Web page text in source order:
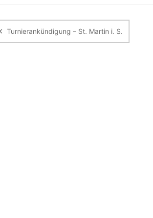
Turnierankündigung – St. Martin i. S.